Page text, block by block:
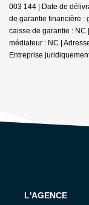
003 144 | Date de
de garantie financière :
caisse de garantie : NC
médiateur : NC |
Entreprise
L'AGENCE